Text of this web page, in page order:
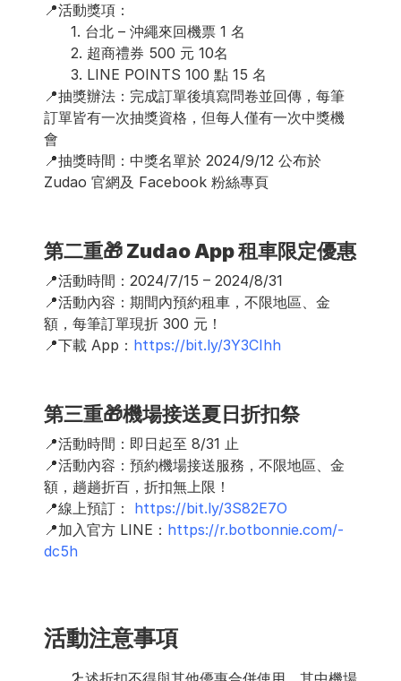
📍活動獎項：
      1. 台北 – 沖繩來回機票 1 名
      2. 超商禮券 500 元 10名
      3. LINE POINTS 100 點 15 名
📍抽獎辦法：完成訂單後填寫問卷並回傳，每筆
訂單皆有一次抽獎資格，但每人僅有一次中獎機
會
📍抽獎時間：中獎名單於 2024/9/12 公布於
Zudao 官網及 Facebook 粉絲專頁
第二重🎁 Zudao App 租車限定優惠
📍活動時間：2024/7/15 – 2024/8/31
📍活動內容：期間內預約租車，不限地區、金
額，每筆訂單現折 300 元！
📍下載 App： https://bit.ly/3Y3CIhh
第三重🎁機場接送夏日折扣祭
📍活動時間：即日起至 8/31 止
📍活動內容：預約機場接送服務，不限地區、金
額，趟趟折百，折扣無上限！
📍線上預訂： https://bit.ly/3S82E7O
📍加入官方 LINE： https://r.botbonnie.com/-
dc5h
活動注意事項